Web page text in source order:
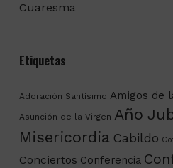
Cuaresma
Etiquetas
Adoración Santísimo Amigos de
Asunción de la Virgen Año
Misericordia Cabildo
Conciertos Conferencia